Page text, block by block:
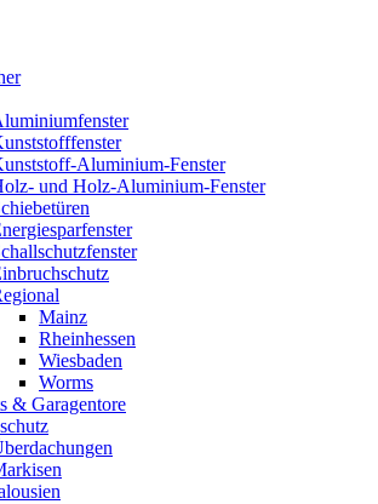
Aluminium-Fenster
und Holz-Aluminium-Fenster
Mainz
Rheinhessen
Wiesbaden
Worms
& Garagentore